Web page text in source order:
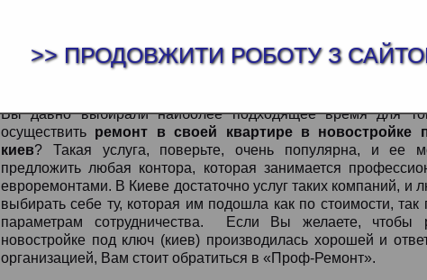
Вы давно выбирали наиболее подходящее время для
осуществить ремонт в своей квартире в новостройке
киев? Такая услуга, поверьте, очень популярна, и ее
предложить любая контора, которая занимается
евроремонтами. В Киеве достаточно услуг таких компаний, и
выбирать себе ту, которая им подошла как по стоимости, так
параметрам сотрудничества. Если Вы желаете, чтобы
новостройке под ключ (киев) производилась хорошей и
организацией, Вам стоит обратиться в «Проф-Ремонт».
>> ПРОДОВЖИТИ РОБОТУ З